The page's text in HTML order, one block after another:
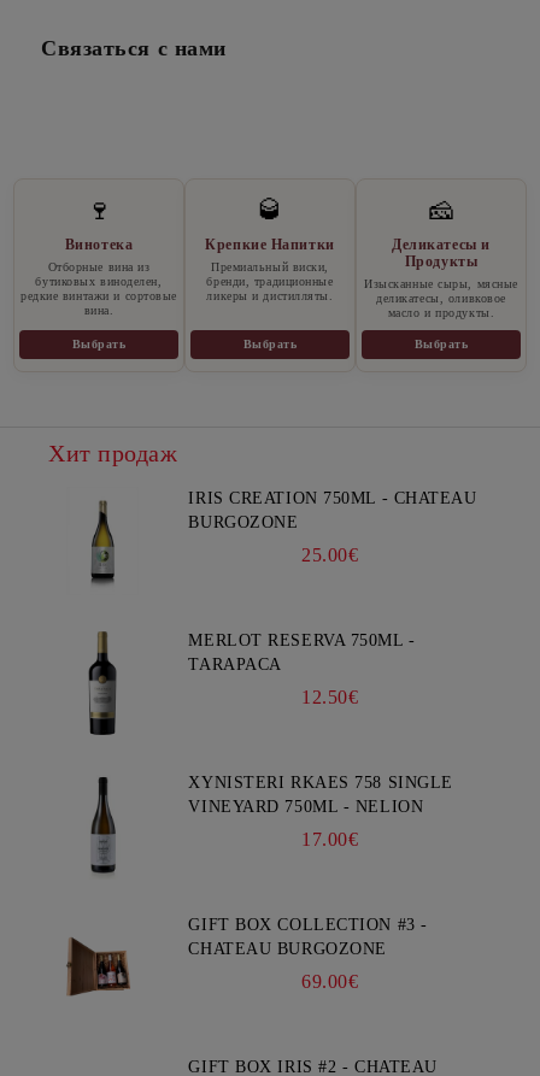
Связаться с нами
🍷
Винотека
Отборные вина из
бутиковых виноделен,
редкие винтажи и сортовые
вина.
Выбрать
🥃
Крепкие Напитки
Премиальный виски,
бренди, традиционные
ликеры и дистилляты.
Выбрать
🧀
Деликатесы и
Продукты
Изысканные сыры, мясные
деликатесы, оливковое
масло и продукты.
Выбрать
Хит продаж
IRIS CREATION 750ML - CHATEAU
BURGOZONE
25.00€
MERLOT RESERVA 750ML -
TARAPACA
12.50€
XYNISTERI RKAES 758 SINGLE
VINEYARD 750ML - NELION
17.00€
GIFT BOX COLLECTION #3 -
CHATEAU BURGOZONE
69.00€
GIFT BOX IRIS #2 - CHATEAU